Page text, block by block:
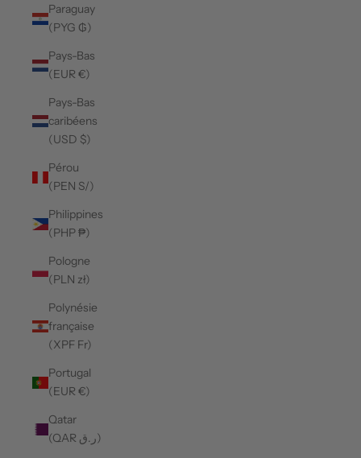
Paraguay
(PYG ₲)
Pays-Bas
(EUR €)
Pays-Bas
caribéens
(USD $)
Pérou
(PEN S/)
Philippines
(PHP ₱)
Pologne
(PLN zł)
Polynésie
française
(XPF Fr)
Portugal
(EUR €)
Qatar
(QAR ر.ق)